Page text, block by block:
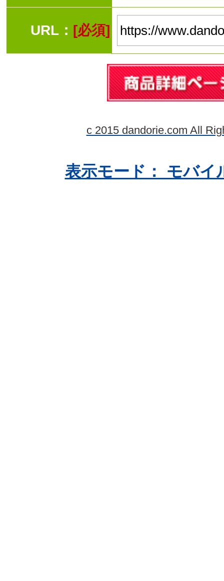
URL： [必須]
c 2015 dandorie.com All
表示モード： モバ